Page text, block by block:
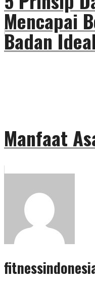
Mencapai
Badan
Manfaat